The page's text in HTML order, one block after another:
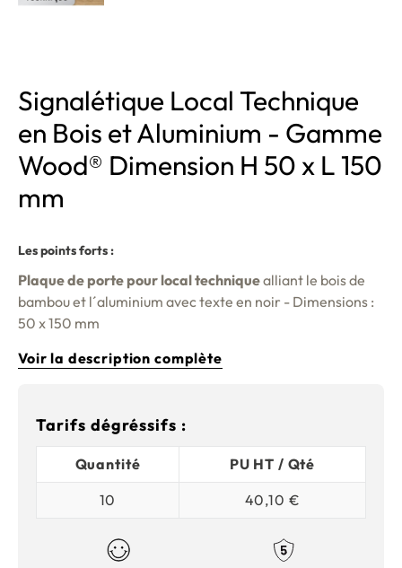
Signalétique Local Technique
en Bois et Aluminium - Gamme
Wood® Dimension H 50 x L 150
mm
Les points forts :
Plaque de porte pour local techniquealliant le bois de
bambou et l´aluminium avec texte en noir - Dimensions :
50 x 150 mm
Voir la description complète
Tarifs dégréssifs :
Quantité
PU HT / Qté
10
40,10 €